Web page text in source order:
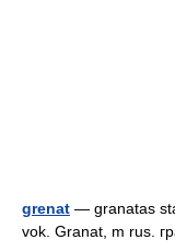
grenat — granatas
vok. Granat, m rus.